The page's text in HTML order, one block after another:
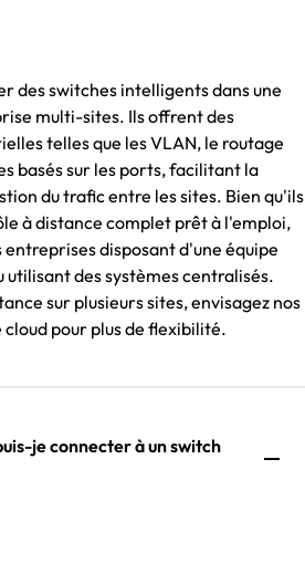
des switches intelligents dans une
multi-sites. Ils offrent des
telles que les VLAN, le routage
basés sur les ports, facilitant la
du trafic entre les sites. Bien qu'ils
à distance complet prêt à l'emploi,
entreprises disposant d'une équipe
des systèmes centralisés.
sur plusieurs sites, envisagez nos
pour plus de flexibilité.
je connecter à un switch